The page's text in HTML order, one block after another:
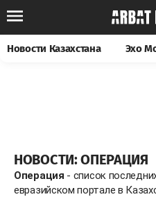
Новости Казахстана Эхо
НОВОСТИ: ОПЕРАЦИЯ
Операция - список
евразийском портале в